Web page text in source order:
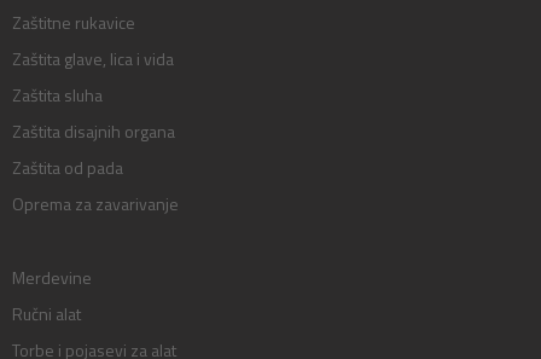
Zaštitne rukavice
Zaštita glave, lica i vida
Zaštita sluha
Zaštita disajnih organa
Zaštita od pada
Oprema za zavarivanje
Merdevine
Ručni alat
Torbe i pojasevi za alat